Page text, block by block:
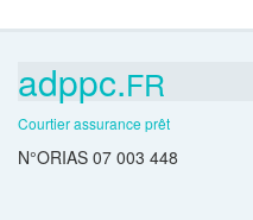
adppc.FR
Courtier assurance prêt
N°ORIAS 07 003 448